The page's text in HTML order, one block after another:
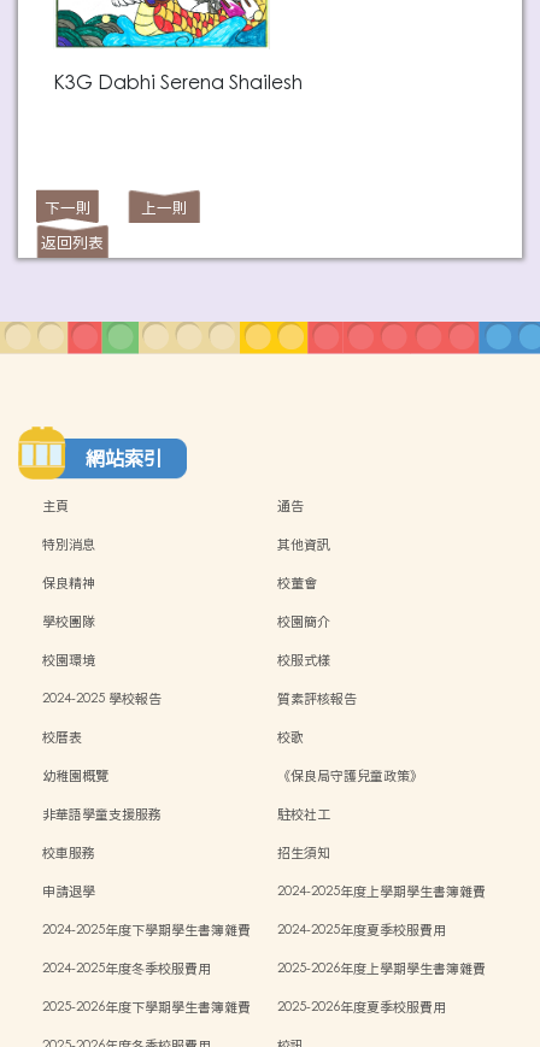
K3G Dabhi Serena Shailesh
下一則
上一則
返回列表
網站索引
主頁
通告
特別消息
其他資訊
保良精神
校董會
學校團隊
校園簡介
校園環境
校服式樣
2024-2025 學校報告
質素評核報告
校曆表
校歌
幼稚園概覽
《保良局守護兒童政策》
非華語學童支援服務
駐校社工
校車服務
招生須知
申請退學
2024-2025年度上學期學生書簿雜費
2024-2025年度下學期學生書簿雜費
2024-2025年度夏季校服費用
2024-2025年度冬季校服費用
2025-2026年度上學期學生書簿雜費
2025-2026年度下學期學生書簿雜費
2025-2026年度夏季校服費用